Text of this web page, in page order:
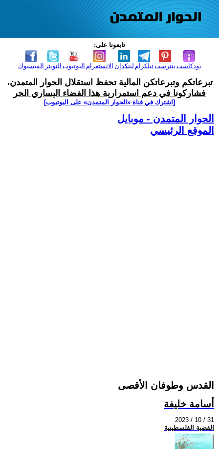
تابعونا على:
الفيسبوك التويتر اليوتيوب الانستغرام لينكدإن تيلكرامبنترست بودكاست
تبرعاتكم وتبرعاتكن المالية تحفظ استقلال الحوار المتمدن،
فشاركونا في دعم استمرارية هذا الفضاء اليساري الحر
[اشترك في قناة ‫«الحوار المتمدن» على اليوتيوب]
الحوار المتمدن - موبايل
الموقع الرئيسي
القدس وطوفان الأقصى
أسامة خليفة
2023 / 10 / 31
القضية الفلسطينية